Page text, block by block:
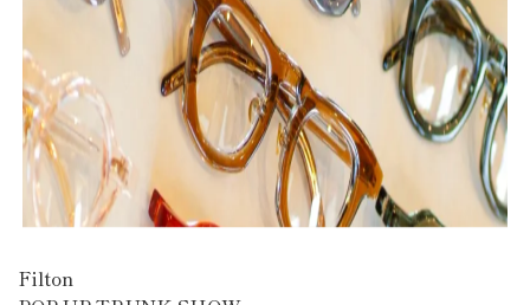
Filton